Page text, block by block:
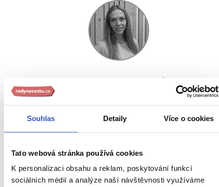
Souhlas Detaily Více o cookies
Tato webová stránka používá cookies
K personalizaci obsahu a reklam, poskytování funkcí
sociálních médií a analýze naší návštěvnosti využíváme
10 článků 23 zájezdů
Ukaž všech 78 průvodců